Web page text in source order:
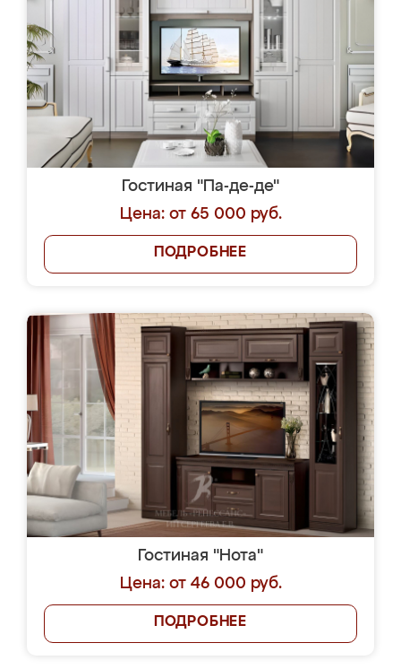
Гостиная "Па-де-де"
Цена: от 65 000 руб.
ПОДРОБНЕЕ
Гостиная "Нота"
Цена: от 46 000 руб.
ПОДРОБНЕЕ